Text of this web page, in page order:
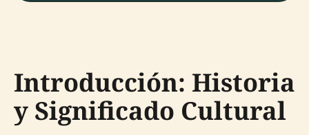
Introducción: Historia
y Significado Cultural